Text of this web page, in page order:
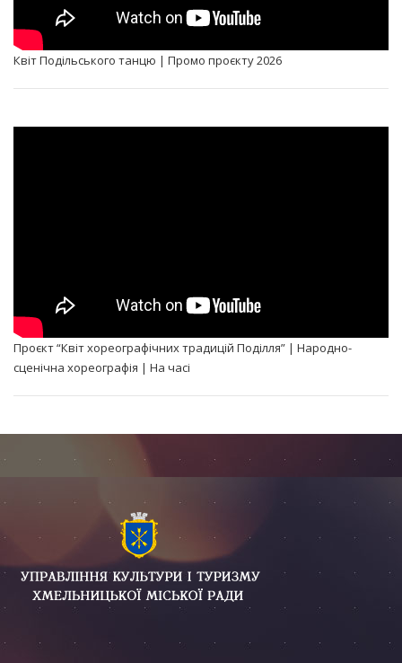
Квіт Подільського танцю | Промо проєкту 2026
Проєкт “Квіт хореографічних традицій Поділля” | Народно-
сценічна хореографія | На часі